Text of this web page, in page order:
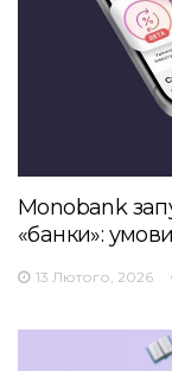
Monobank
«банки»:
13 Лютого, 2026